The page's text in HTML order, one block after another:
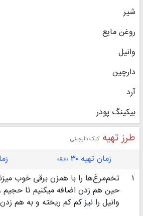
شیر
روغن مایع
وانیل
دارچین
آرد
بیکینگ پودر
طرز تهیه کیک دارچینی
زمان تهیه ۳۰ دقیقه
۱
تخم‌مرغ‌ها را با همزن برقی خوب
حین هم زدن اضافه میكنیم تا
وانیل را نیز كم كم ریخته و به هم